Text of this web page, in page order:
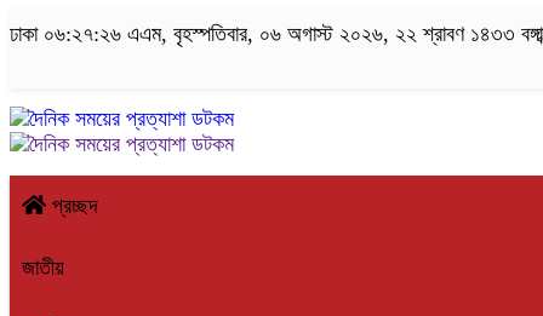
ঢাকা ০৬:২৭:২৬ এএম, বৃহস্পতিবার, ০৬ অগাস্ট ২০২৬, ২২ শ্রাবণ ১৪৩৩
প্রচ্ছদ
জাতীয়